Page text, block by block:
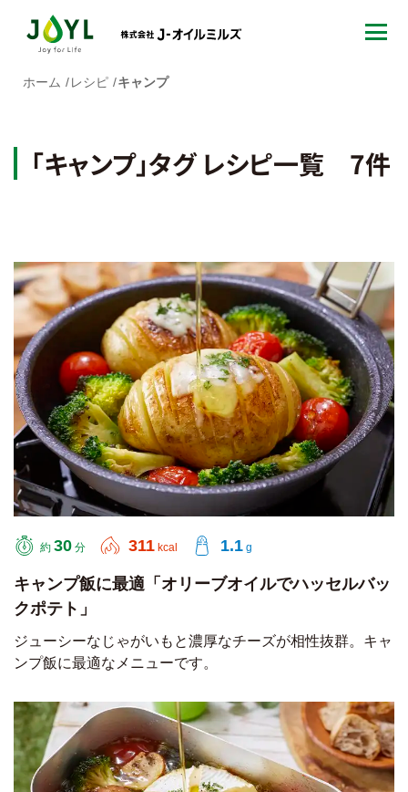
ホーム レシピ キャンプ
「キャンプ」タグ レシピ一覧 7件
約 30 分 311 kcal 1.1 g
キャンプ飯に最適「オリーブオイルでハッセルバッ
クポテト」
ジューシーなじゃがいもと濃厚なチーズが相性抜群。キャ
ンプ飯に最適なメニューです。